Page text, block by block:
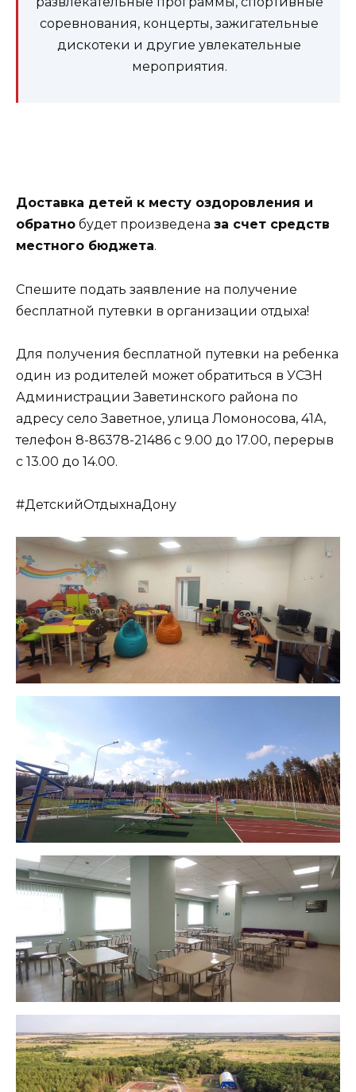
соревнования, концерты, зажигательные
дискотеки и другие увлекательные
мероприятия.
Доставка детей к месту оздоровления и
обратно будет произведена за счет средств
местного бюджета.
Спешите подать заявление на получение
бесплатной путевки в организации отдыха!
Для получения бесплатной путевки на ребенка
один из родителей может обратиться в УСЗН
Администрации Заветинского района по
адресу село Заветное, улица Ломоносова, 41А,
телефон 8-86378-21486 с 9.00 до 17.00, перерыв
с 13.00 до 14.00.
#ДетскийОтдыхнаДону